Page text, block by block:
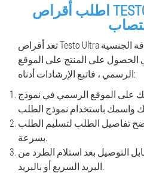
اطلب أقراص TESTO ULTRA لتحسين
تعد أقراص Testo Ultra طريقة لاستعادة الطاقة الجنسية
الحصول على المنتج على الموقع
الرسمي ، فاتبع الإرشادات أدناه:
على الموقع الرسمي في نموذج
تفاصيل الطلب لتسليم الطلب
بسرعة.
التوصيل بعد استلام الطرد من
البريد السريع أو بالبريد.